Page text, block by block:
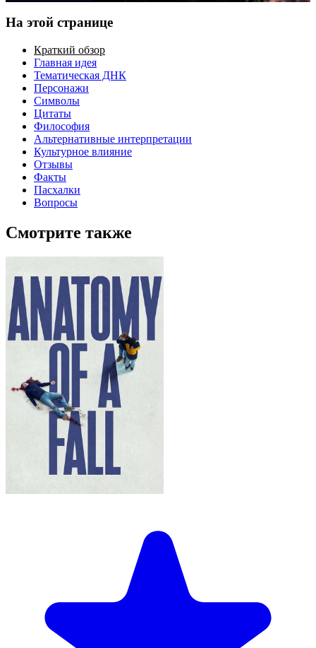
На этой странице
Краткий обзор
Главная идея
Тематическая ДНК
Персонажи
Символы
Цитаты
Философия
Альтернативные интерпретации
Культурное влияние
Отзывы
Факты
Пасхалки
Вопросы
Смотрите также